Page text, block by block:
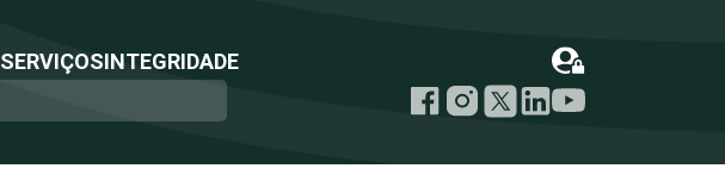
SERVIÇOSINTEGRIDADE